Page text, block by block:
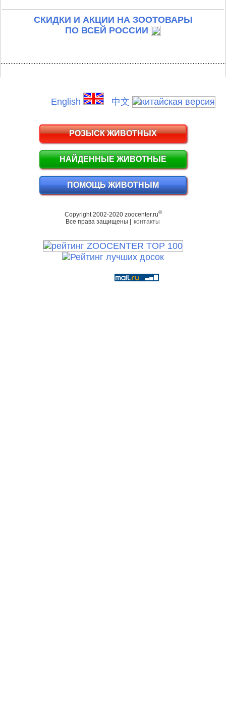
СКИДКИ И АКЦИИ НА ЗООТОВАРЫ
ПО ВСЕЙ РОССИИ
English 中文
РОЗЫСК ЖИВОТНЫХ
НАЙДЕННЫЕ ЖИВОТНЫЕ
ПОМОЩЬ ЖИВОТНЫМ
Copyright 2002-2020 zoocenter.ru©
Все права защищены | контакты